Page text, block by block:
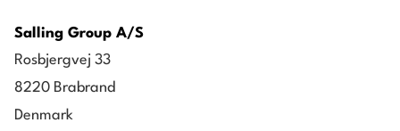
Salling Group A/S
Rosbjergvej 33
8220 Brabrand
Denmark